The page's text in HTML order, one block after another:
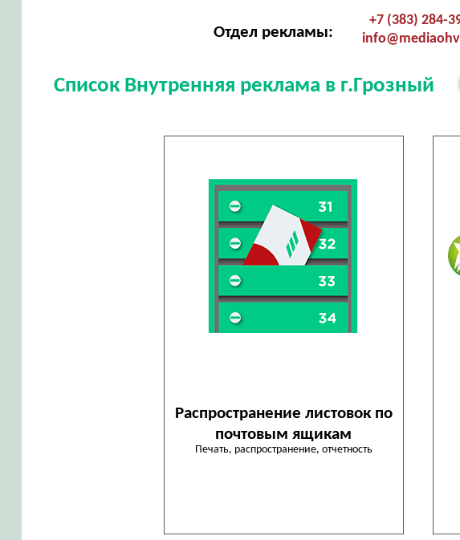
Отдел рекламы:
+7 (383) 284-
Список Внутренняя реклама в г.Грозный
Распространение листовок по
почтовым ящикам
Печать, распространение, отчетность